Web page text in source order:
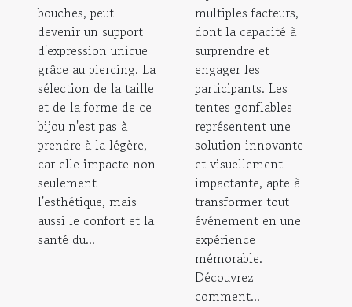
bouches, peut
devenir un support
d'expression unique
grâce au piercing. La
sélection de la taille
et de la forme de ce
bijou n'est pas à
prendre à la légère,
car elle impacte non
seulement
l'esthétique, mais
aussi le confort et la
santé du...
multiples facteurs,
dont la capacité à
surprendre et
engager les
participants. Les
tentes gonflables
représentent une
solution innovante
et visuellement
impactante, apte à
transformer tout
événement en une
expérience
mémorable.
Découvrez
comment...